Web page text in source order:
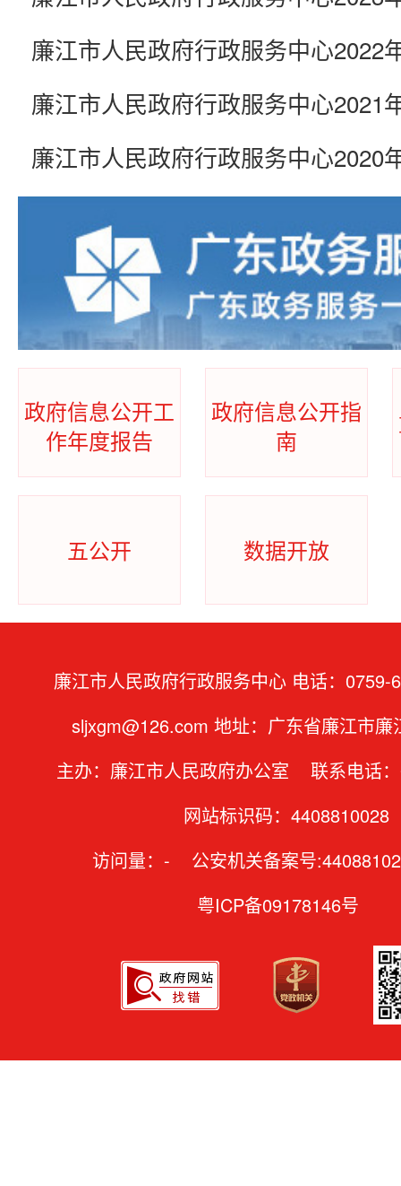
政府信息公开工
作年度报告
政府信息公开指
南
五公开 数据开放
廉江市人民政府行政服务中心 电话：0759-
sljxgm@126.com 地址：广东省廉江市廉
主办：廉江市人民政府办公室 联系电话
网站标识码：4408810028
访问量： - 公安机关备案号
粤ICP备09178146号